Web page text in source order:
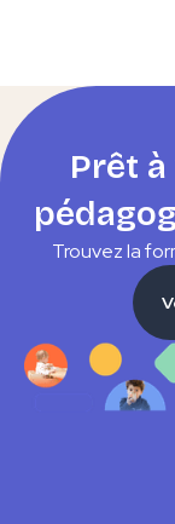
Prêt
Trouvez la